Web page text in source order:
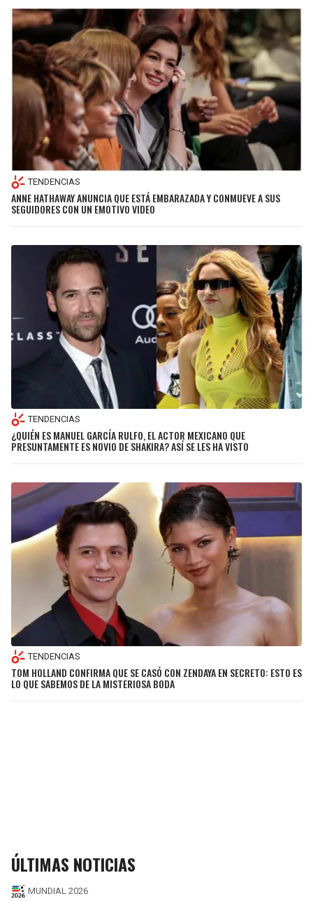
TENDENCIAS
ANNE HATHAWAY ANUNCIA QUE ESTÁ EMBARAZADA Y CONMUEVE A SUS
SEGUIDORES CON UN EMOTIVO VIDEO
TENDENCIAS
¿QUIÉN ES MANUEL GARCÍA RULFO, EL ACTOR MEXICANO QUE
PRESUNTAMENTE ES NOVIO DE SHAKIRA? ASÍ SE LES HA VISTO
TENDENCIAS
TOM HOLLAND CONFIRMA QUE SE CASÓ CON ZENDAYA EN SECRETO: ESTO ES
LO QUE SABEMOS DE LA MISTERIOSA BODA
ÚLTIMAS NOTICIAS
MUNDIAL 2026